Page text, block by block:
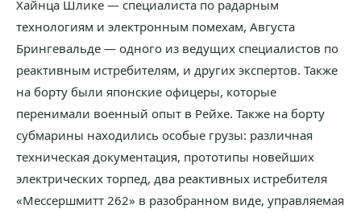
Хайнца Шлике — специалиста по радарным
технологиям и электронным помехам, Августа
Брингевальде — одного из ведущих специалистов по
реактивным истребителям, и других экспертов. Также
на борту были японские офицеры, которые
перенимали военный опыт в Рейхе. Также на борту
субмарины находились особые грузы: различная
техническая документация, прототипы новейших
электрических торпед, два реактивных истребителя
«Meссершмитт 262» в разобранном виде, управляемая